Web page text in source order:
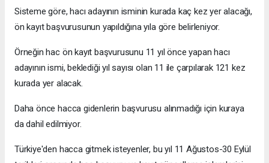
Sisteme göre, hacı adayının isminin kurada kaç kez yer alacağı,
ön kayıt başvurusunun yapıldığına yıla göre belirleniyor.
Örneğin hac ön kayıt başvurusunu 11 yıl önce yapan hacı
adayının ismi, beklediği yıl sayısı olan 11 ile çarpılarak 121 kez
kurada yer alacak.
Daha önce hacca gidenlerin başvurusu alınmadığı için kuraya
da dahil edilmiyor.
Türkiye'den hacca gitmek isteyenler, bu yıl 11 Ağustos-30 Eylül